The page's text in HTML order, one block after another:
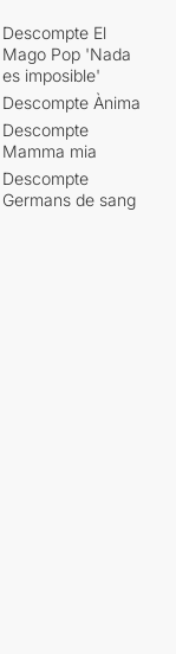
Descompte El
Mago Pop 'Nada
es imposible'
Descompte Ànima
Descompte
Mamma mia
Descompte
Germans de sang